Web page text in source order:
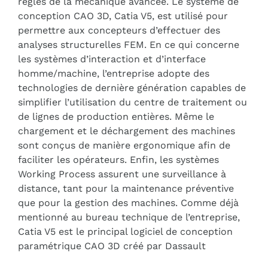
conception CAO 3D, Catia V5, est utilisé pour
permettre aux concepteurs d’effectuer des
analyses structurelles FEM. En ce qui concerne
les systèmes d’interaction et d’interface
homme/machine, l’entreprise adopte des
technologies de dernière génération capables de
simplifier l’utilisation du centre de traitement ou
de lignes de production entières. Même le
chargement et le déchargement des machines
sont conçus de manière ergonomique afin de
faciliter les opérateurs. Enfin, les systèmes
Working Process assurent une surveillance à
distance, tant pour la maintenance préventive
que pour la gestion des machines. Comme déjà
mentionné au bureau technique de l’entreprise,
Catia V5 est le principal logiciel de conception
paramétrique CAO 3D créé par Dassault